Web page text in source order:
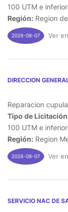
100 UTM e
Región: Region
2026-08-07 Ver
DIRECCION
Reparacion
Tipo de
100 UTM e
Región: Region
2026-08-07 Ver
SERVICIO NAC DE